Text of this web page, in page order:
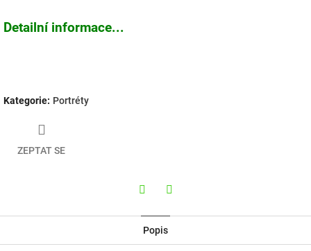
Detailní informace...
Kategorie: Portréty
ZEPTAT SE
Popis